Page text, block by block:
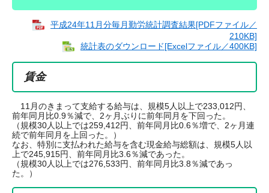
平成24年11月分毎月勤労統計調査結果[PDFファイル／
210KB]
統計表のダウンロード[Excelファイル／400KB]
賃金
11月のきまって支給する給与は、規模5人以上で233,012円、
前年同月比0.9％減で、2ヶ月ぶりに前年同月を下回った。
（規模30人以上では259,412円、前年同月比0.6％増で、2ヶ月連
続で前年同月を上回った。）
なお、特別に支払われた給与を含む現金給与総額は、規模5人以
上で245,915円、前年同月比3.6％減であった。
（規模30人以上では276,533円、前年同月比3.8％減であっ
た。）